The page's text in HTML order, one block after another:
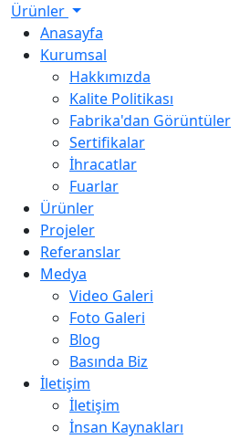
Ürünler
Anasayfa
Kurumsal
Hakkımızda
Kalite Politikası
Fabrika'dan Görüntüler
Sertifikalar
İhracatlar
Fuarlar
Ürünler
Projeler
Referanslar
Medya
Video Galeri
Foto Galeri
Blog
Basında Biz
İletişim
İletişim
İnsan Kaynakları